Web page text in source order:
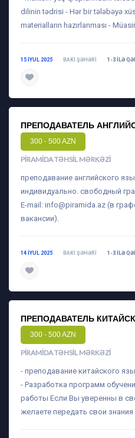
dilinin tədrisi - Hər bir tələbəyə
materialların hazırlanması -
15 IYUL 2025 BAKI ŞƏHƏRI 1-3 ILƏ
ПРЕПОДАВАТЕЛЬ
300 - 500 AZN
PIRAMIDA TƏHSIL MƏRKƏZI
преподавание английского
индивидуально. свободный
E-mail: info@piramida.az (в
вакансии).
14 IYUL 2025 BAKI ŞƏHƏRI 1-3 ILƏ
ПРЕПОДАВАТЕЛЬ
300 - 500 AZN
PIRAMIDA TƏHSIL MƏRKƏZI
- преподавание китайского
- Разработка программ
работы Если Вы уверенны в
желаете передать свои знания